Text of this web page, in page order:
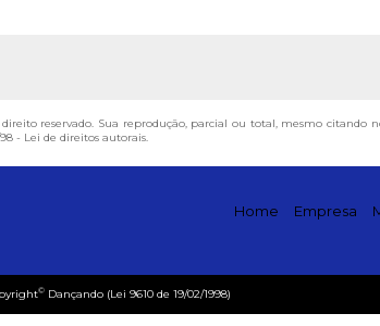
reservado. Sua reprodução, parcial ou total, mesmo citando
- Lei de direitos autorais.
Home Empresa
© Dançando (Lei 9610 de 19/02/1998)